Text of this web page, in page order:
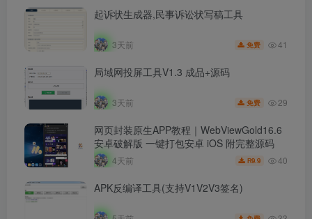
起诉状生成器,民事诉讼状写稿工具
3天前 免费 41
局域网投屏工具V1.3 成品+源码
3天前 免费 29
网页封装原生APP教程｜WebViewGold16.6
安卓破解版 一键打包安卓 iOS 附完整源码
4天前 R9.9 40
APK反编译工具(支持V1V2V3签名)